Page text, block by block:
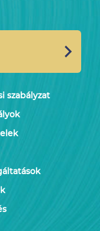
szabályzat